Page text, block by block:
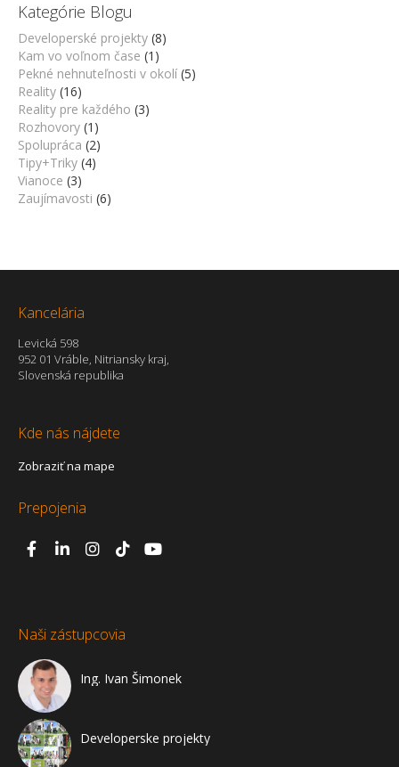
Kategórie Blogu
Developerské projekty (8)
Kam vo voľnom čase (1)
Pekné nehnuteľnosti v okolí (5)
Reality (16)
Reality pre každého (3)
Rozhovory (1)
Spolupráca (2)
Tipy+Triky (4)
Vianoce (3)
Zaujímavosti (6)
Kancelária
Levická 598
952 01 Vráble, Nitriansky kraj,
Slovenská republika
Kde nás nájdete
Zobraziť na mape
Prepojenia
Naši zástupcovia
Ing. Ivan Šimonek
Developerske projekty